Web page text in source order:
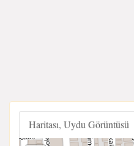
Haritası, Uydu Görüntüsü